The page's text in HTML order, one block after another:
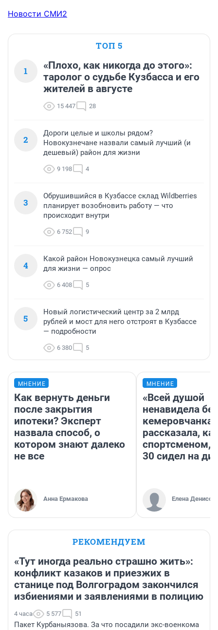
Новости СМИ2
ТОП 5
1
«Плохо, как никогда до этого»:
таролог о судьбе Кузбасса и его
жителей в августе
15 447 28
2
Дороги целые и школы рядом?
Новокузнечане назвали самый лучший (и
дешевый) район для жизни
9 198 4
3
Обрушившийся в Кузбассе склад Wildberries
планирует возобновить работу — что
происходит внутри
6 752 9
4
Какой район Новокузнецка самый лучший
для жизни — опрос
6 408 5
5
Новый логистический центр за 2 млрд
рублей и мост для него отстроят в Кузбассе
— подробности
6 380 5
МНЕНИЕ
Как вернуть деньги
после закрытия
ипотеки? Эксперт
назвала способ, о
котором знают далеко
не все
Анна Ермакова
МНЕНИЕ
«Всей душой
ненавидела
кемеровчанка
рассказала,
спортсменом,
30 сидел на
Елена
РЕКОМЕНДУЕМ
«Тут иногда реально страшно жить»:
конфликт казаков и приезжих в
станице под Волгоградом закончился
избиениями и заявлениями в полицию
4 часа 5 577 51
Пакет Курбаныязова. За что посадили экс-военкома